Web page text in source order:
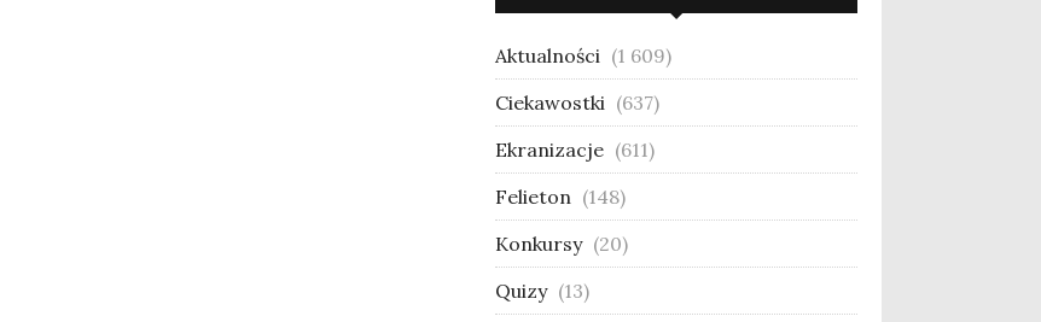
Aktualności (1 609)
Ciekawostki (637)
Ekranizacje (611)
Felieton (148)
Konkursy (20)
Quizy (13)